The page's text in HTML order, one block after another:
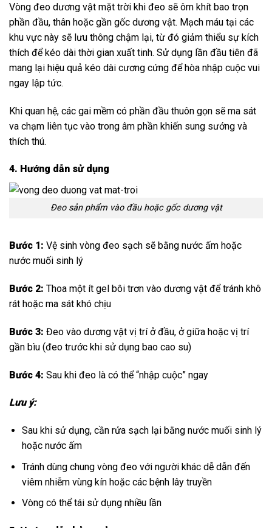
Vòng đeo dương vật mặt trời khi đeo sẽ ôm khít bao trọn
phần đầu, thân hoặc gần gốc dương vật. Mạch máu tại các
khu vực này sẽ lưu thông chậm lại, từ đó giảm thiểu sự kích
thích để kéo dài thời gian xuất tinh. Sử dụng lần đầu tiên đã
mang lại hiệu quả kéo dài cương cứng để hòa nhập cuộc vui
ngay lập tức.
Khi quan hệ, các gai mềm có phần đầu thuôn gọn sẽ ma sát
va chạm liên tục vào trong âm phần khiến sung sướng và
thích thú.
4. Hướng dẫn sử dụng
Đeo sản phẩm vào đầu hoặc gốc dương vật
Bước 1: Vệ sinh vòng đeo sạch sẽ bằng nước ấm hoặc
nước muối sinh lý
Bước 2: Thoa một ít gel bôi trơn vào dương vật để tránh khô
rát hoặc ma sát khó chịu
Bước 3: Đeo vào dương vật vị trí ở đầu, ở giữa hoặc vị trí
gần bìu (đeo trước khi sử dụng bao cao su)
Bước 4: Sau khi đeo là có thể “nhập cuộc” ngay
Lưu ý:
Sau khi sử dụng, cần rửa sạch lại bằng nước muối sinh lý
hoặc nước ấm
Tránh dùng chung vòng đeo với người khác dễ dẫn đến
viêm nhiễm vùng kín hoặc các bệnh lây truyền
Vòng có thể tái sử dụng nhiều lần